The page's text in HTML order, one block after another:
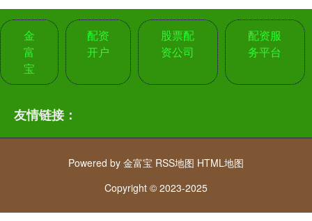
金
富
宝
配资
开户
股票配
资公司
配资服
务平台
友情链接：
Powered by 金富宝 RSS地图 HTML地图
Copyright © 2023-2025